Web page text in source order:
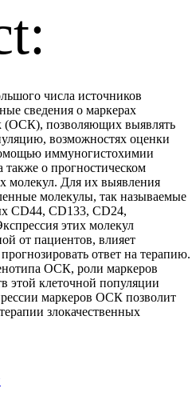
числа источников
сведения о маркерах
(ОСК), позволяющих выявлять
возможностях оценки
иммуногистохимии
о прогностическом
молекул. Для их выявления
молекулы, так называемые
CD44, CD133, CD24,
этих молекул
от пациентов, влияет
ответ на терапию.
ОСК, роли маркеров
этой клеточной популяции
маркеров ОСК позволит
злокачественных